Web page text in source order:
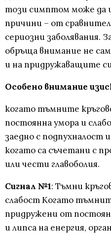
този симптом може да
причини – от
сериозни заболявания.
обръща внимание не
и на придружаващите
Особено внимание
когато тъмните
постоянна умора и
заедно с подпухналост
когато са съчетани с
или чести главоболия.
Сигнал №1: Тъмни
слабост Когато
придружени от
и липса на енергия,